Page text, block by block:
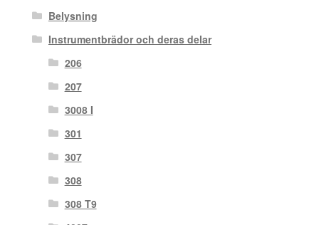
Belysning
Instrumentbrädor och deras delar
206
207
3008 I
301
307
308
308 T9